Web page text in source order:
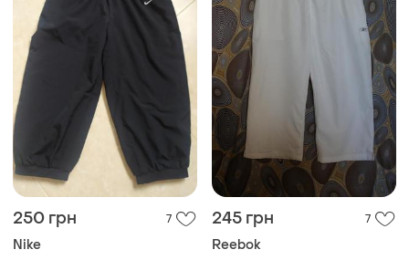
250 грн 7
Nike
245 грн 7
Reebok